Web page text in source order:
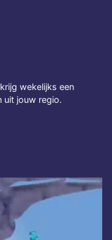
wekelijks een
uit jouw regio.